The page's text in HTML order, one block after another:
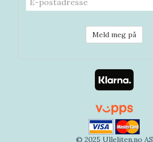
Meld meg på
© 2025 Ulleliten.no AS